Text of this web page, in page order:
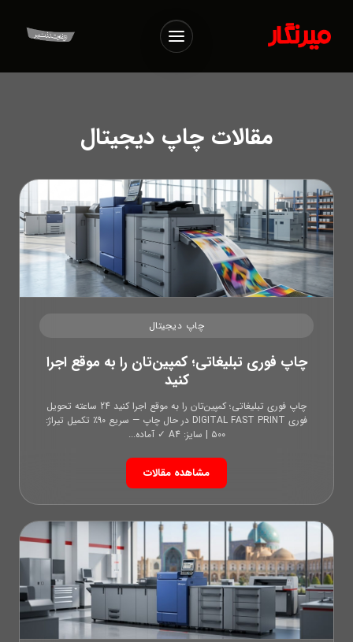
باز کردن منو
مقالات چاپ دیجیتال
چاپ دیجیتال
چاپ فوری تبلیغاتی؛ کمپین‌تان را به موقع اجرا
کنید
چاپ فوری تبلیغاتی؛ کمپین‌تان را به موقع اجرا کنید 24 ساعته تحویل
فوری DIGITAL FAST PRINT در حال چاپ — سریع ۹۰٪ تکمیل تیراژ:
۵۰۰ | سایز: A4 ✓ آماده...
مشاهده مقالات